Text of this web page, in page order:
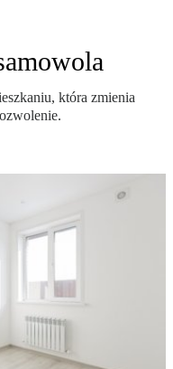
która zmienia